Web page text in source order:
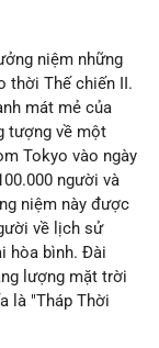
niệm những
thời Thế chiến II.
mát mẻ của
tượng về một
Tokyo vào ngày
người và
niệm này được
về lịch sử
hòa bình. Đài
lượng mặt trời
là "Tháp Thời